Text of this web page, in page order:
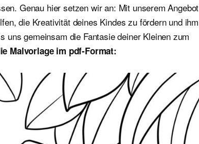
Genau hier setzen wir an: Mit unserem Angebot
die Kreativität deines Kindes zu fördern und ihm
gemeinsam die Fantasie deiner Kleinen zum
Malvorlage im pdf-Format: